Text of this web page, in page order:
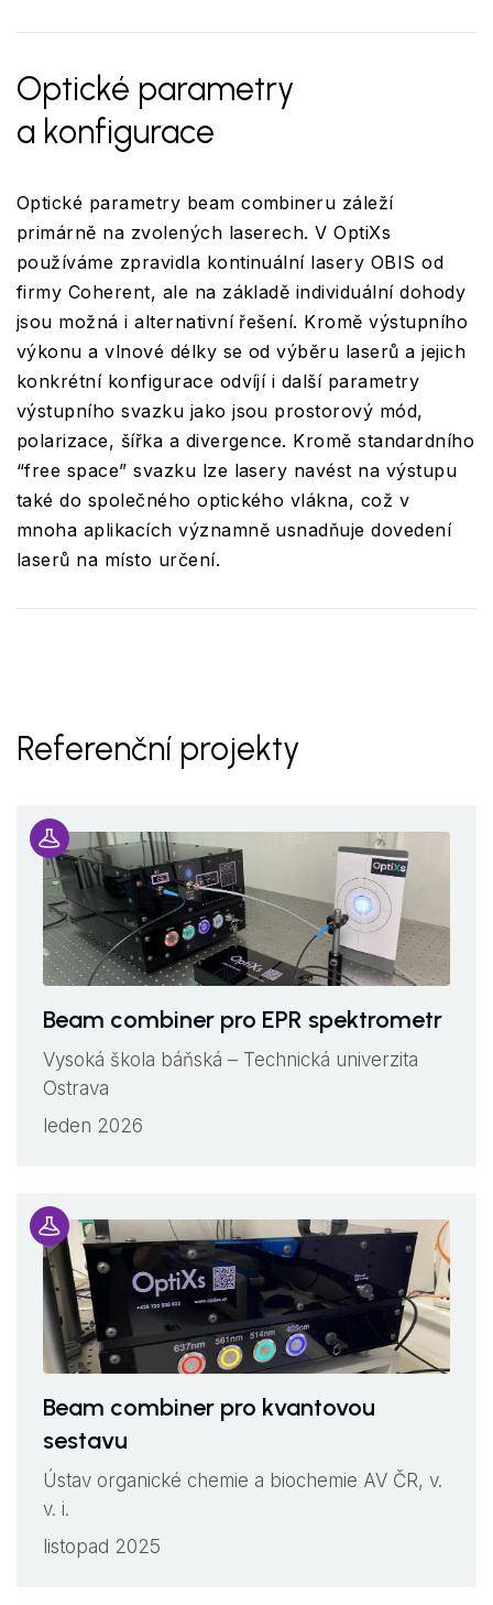
Optické parametry
a konfigurace
Optické parametry beam combineru záleží
primárně na zvolených laserech. V OptiXs
používáme zpravidla kontinuální lasery OBIS od
firmy Coherent, ale na základě individuální dohody
jsou možná i alternativní řešení. Kromě výstupního
výkonu a vlnové délky se od výběru laserů a jejich
konkrétní konfigurace odvíjí i další parametry
výstupního svazku jako jsou prostorový mód,
polarizace, šířka a divergence. Kromě standardního
“free space” svazku lze lasery navést na výstupu
také do společného optického vlákna, což v
mnoha aplikacích významně usnadňuje dovedení
laserů na místo určení.
Referenční projekty
Beam combiner pro EPR spektrometr
Vysoká škola báňská – Technická univerzita
Ostrava
leden 2026
Beam combiner pro kvantovou
sestavu
Ústav organické chemie a biochemie AV ČR, v.
v. i.
listopad 2025